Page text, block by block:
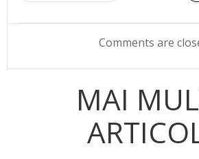
navigation
Comments are
MAI